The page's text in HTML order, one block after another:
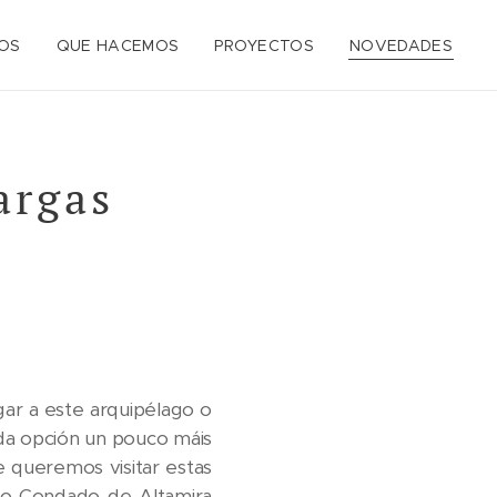
QUE HACEMOS PROYECTOS NOVEDADES
a este arquipélago o
opción un pouco máis
queremos visitar estas